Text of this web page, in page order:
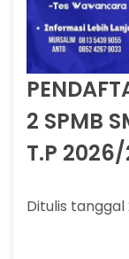
2 SPMB
T.P
Ditulis tanggal